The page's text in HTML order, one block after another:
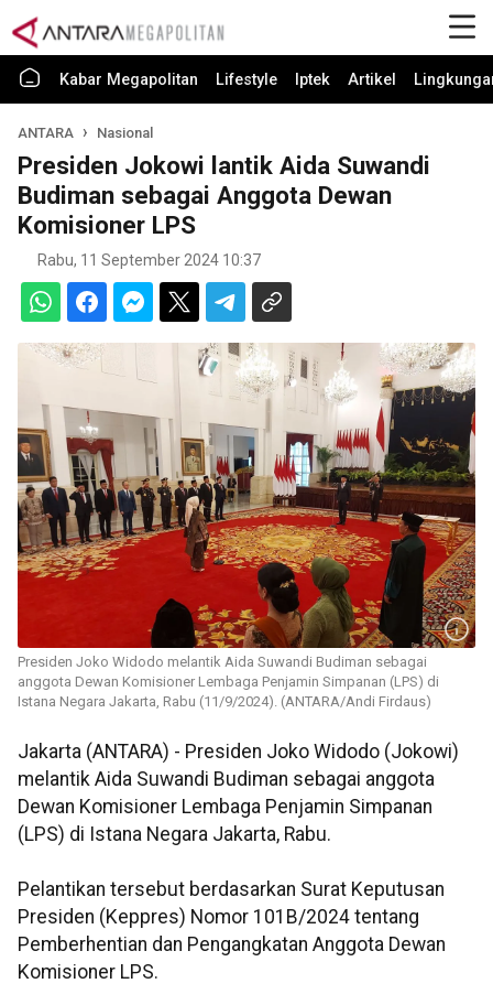
Kabar Megapolitan Lifestyle Iptek Artikel
ANTARA Nasional
Presiden Jokowi lantik Aida Suwandi
Budiman sebagai Anggota Dewan
Komisioner LPS
Rabu, 11 September 2024 10:37
Presiden Joko Widodo melantik Aida Suwandi Budiman sebagai
anggota Dewan Komisioner Lembaga Penjamin Simpanan (LPS) di
Istana Negara Jakarta, Rabu (11/9/2024). (ANTARA/Andi Firdaus)
Jakarta (ANTARA) - Presiden Joko Widodo (Jokowi)
melantik Aida Suwandi Budiman sebagai anggota
Dewan Komisioner Lembaga Penjamin Simpanan
(LPS) di Istana Negara Jakarta, Rabu.
Pelantikan tersebut berdasarkan Surat Keputusan
Presiden (Keppres) Nomor 101B/2024 tentang
Pemberhentian dan Pengangkatan Anggota Dewan
Komisioner LPS.